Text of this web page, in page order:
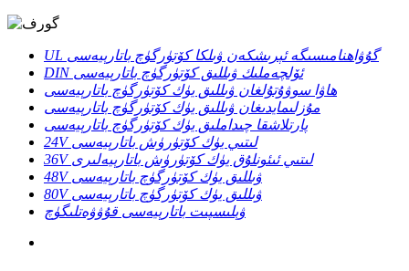
UL گۇۋاھنامىسىگە ئېرىشكەن ۋىلكا كۆتۈرگۈچ باتارېيەسى
DIN ئۆلچەملىك ۋىللىق كۆتۈرگۈچ باتارېيەسى
ھاۋا سوۋۇتۇلغان ۋىللىق يۈك كۆتۈرگۈچ باتارېيەسى
مۇزلىمايدىغان ۋىللىق يۈك كۆتۈرگۈچ باتارېيەسى
پارتلاشقا چىداملىق يۈك كۆتۈرگۈچ باتارېيەسى
24V لىتىي يۈك كۆتۈرۈش باتارېيەسى
36V لىتىي ئىئونلۇق يۈك كۆتۈرۈش باتارېيەلىرى
48V ۋىللىق يۈك كۆتۈرگۈچ باتارېيەسى
80V ۋىللىق يۈك كۆتۈرگۈچ باتارېيەسى
ۋېلىسپىت باتارېيەسى قۇۋۋەتلىگۈچ